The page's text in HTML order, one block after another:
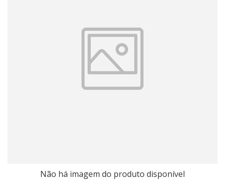
Não há imagem do produto disponível